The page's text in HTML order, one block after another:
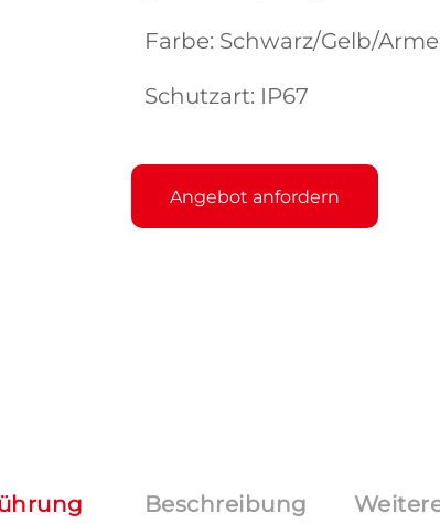
Farbe: Schwarz/Gelb/
Schutzart: IP67
Angebot anfordern
Beschreibung